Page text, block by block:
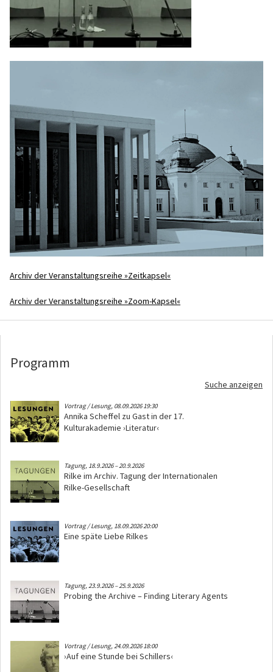
Archiv der Veranstaltungsreihe »Zeitkapsel«
Archiv der Veranstaltungsreihe »Zoom-Kapsel«
Programm
Suche anzeigen
Vortrag / Lesung, 08.09.2026 19:30
Annika Scheffel zu Gast in der 17.
Kulturakademie ›Literatur‹
Tagung, 18.9.2026–20.9.2026
Rilke im Archiv. Tagung der Internationalen
Rilke-Gesellschaft
Vortrag / Lesung, 18.09.2026 20:00
Eine späte Liebe Rilkes
Tagung,23.9.2026–25.9.2026
Probing the Archive – Finding Literary Agents
Vortrag / Lesung,24.09.2026 18:00
›Auf eine Stunde bei Schillers‹